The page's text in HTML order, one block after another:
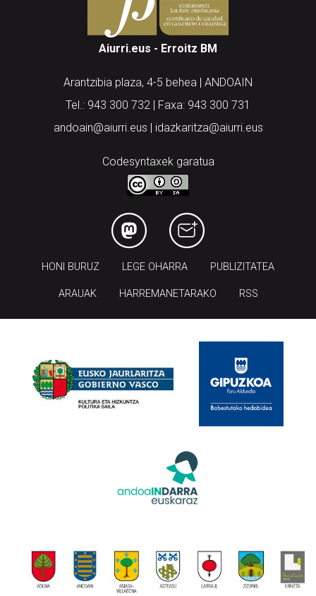
Aiurri.eus - Erroitz BM
Arantzibia plaza, 4-5 behea | ANDOAIN
Tel.: 943 300 732 | Faxa: 943 300 731
andoain@aiurri.eus | idazkaritza@aiurri.eus
Codesyntaxek garatua
HONI BURUZ LEGE OHARRA PUBLIZITATEA
ARAUAK HARREMANETARAKO RSS